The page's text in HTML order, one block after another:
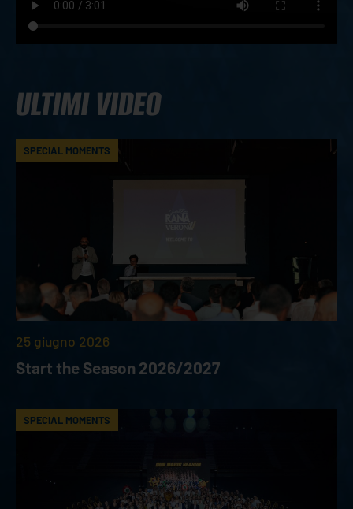
ULTIMI VIDEO
SPECIAL MOMENTS
25 giugno 2026
Start the Season 2026/2027
SPECIAL MOMENTS